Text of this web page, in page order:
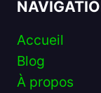
Accueil
Blog
À propos